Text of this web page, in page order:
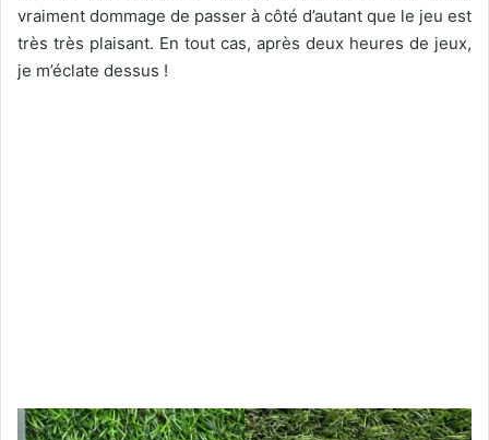
vraiment dommage de passer à côté d’autant que le jeu est
très très plaisant. En tout cas, après deux heures de jeux,
je m’éclate dessus !